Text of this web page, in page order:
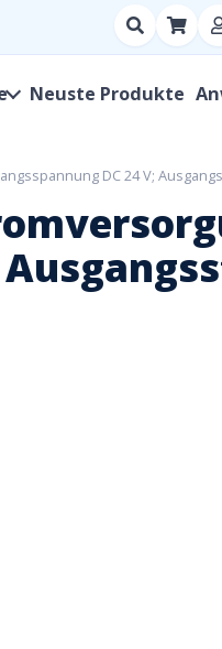
Suchen
nach
Hersteller,
Neuste Produkte
DC 24 V;